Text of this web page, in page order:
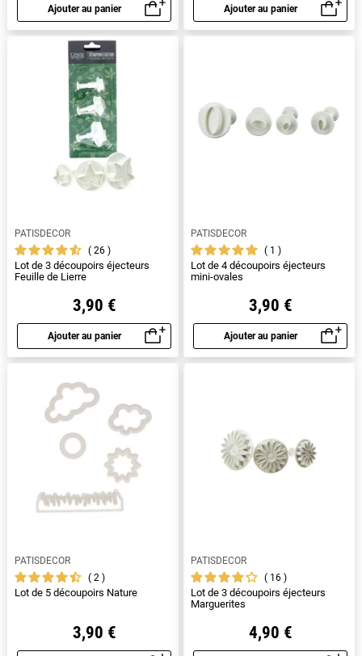
Ajouter au panier
Aperçu rapide
Ajouter au panier
Aperçu rapide
PATISDECOR
26
Lot de 3 découpoirs éjecteurs
Feuille de Lierre
3,90 €
Ajouter au panier
Aperçu rapide
PATISDECOR
1
Lot de 4 découpoirs éjecteurs
mini-ovales
3,90 €
Ajouter au panier
Aperçu rapide
PATISDECOR
2
Lot de 5 découpoirs Nature
3,90 €
PATISDECOR
16
Lot de 3 découpoirs éjecteurs
Marguerites
4,90 €